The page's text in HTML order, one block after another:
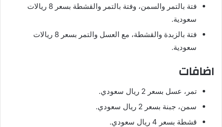
فتة بالتمر والسمن، وفتة بالتمر والقشطة بسعر 8 ريالات
سعودية.
فتة بالزبدة والقشطة، مع العسل والتمر بسعر 8 ريالات
سعودية.
اضافات
تمر، عسل بسعر 2 ريال سعودي.
سمن، جبنة بسعر 2 ريال سعودي.
قشطة بسعر 4 ريال سعودي.